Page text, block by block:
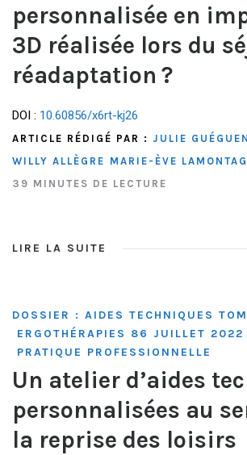
personnalisée en
3D réalisée lors du
réadaptation ?
DOI : 10.60856/x6rt-kj26
ARTICLE RÉDIGÉ PAR : JULIE GUÉGUEN
WILLY ALLÈGRE MARIE-ÈVE
39 MINUTES DE LECTURE
LIRE LA SUITE
DOSSIER : AIDES TECHNIQUES
ERGOTHÉRAPIES 86 JUILLET 2022
PRATIQUE PROFESSIONNELLE
Un atelier d’aides
personnalisées au
la reprise des loisirs